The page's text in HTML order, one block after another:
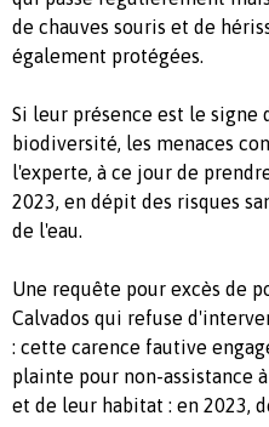
de chauves souris et de
également protégées.
Si leur présence est le
biodiversité, les menaces
l'experte, à ce jour de
2023, en dépit des risques
de l'eau.
Une requête pour excès de
Calvados qui refuse
: cette carence fautive
plainte pour non-assistance
et de leur habitat : en 2023,